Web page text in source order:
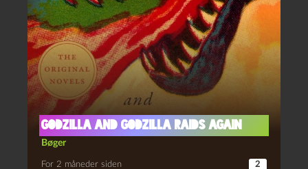
Godzilla and Godzilla Raids Again
Bøger
For 2 måneder siden 2